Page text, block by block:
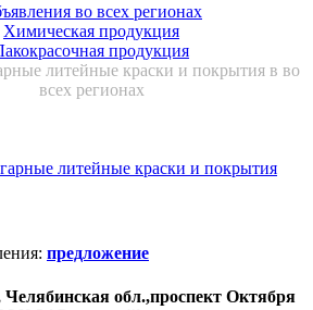
во всех регионах
Химическая продукция
продукция
литейные краски и покрытия в во
всех регионах
: предложение
Челябинская обл.,проспект Октября